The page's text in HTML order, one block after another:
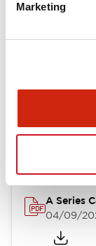
Marketing
Mounting
A Series
04/09/